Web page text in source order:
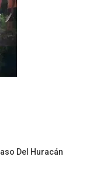
Del Huracán